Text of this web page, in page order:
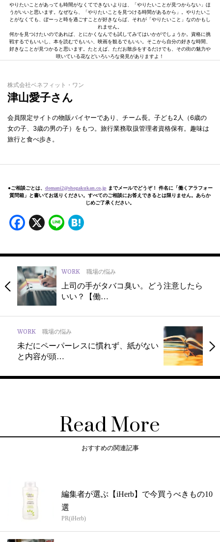
やりたいことがあっても時間がなくてできないよりは、「やりたいことが見つからない」ほ
うがいいと思います。なぜなら、「やりたいことを見つける時間があるから」。やりたいこ
とがなくても、ぼーっと時を過ごすことが好きならば、それが「やりたいこと」なのかもし
れません。
何かを見つけたいのであれば、とにかくなんでも試してみてはいかがでしょうか。資格に挑
戦するでもいいし、本を読むでもいい、映画を観るでもいい。そこから自分の好きな時間、
好きなことが見つかると思います。たとえば、ただお散歩をするだけでも、その街の魅力や
咲いている花などいろいろな発見がありますよ！
株式会社ベネフィット・ワン
津山愛子さん
会員限定サイトの物販バイヤーであり、チーム長。子ども2人（6歳の
女の子、3歳の男の子）をもつ。旅行業務取扱管理者資格保有。趣味は
旅行と食べ歩き。
●ご相談ごとは、 domani2@shogakukan.co.jp までメールでどうぞ！ 件名に「働くアラフォー
質問箱」と書いてお送りください。すべてのご相談にお答えできるとは限りません。あらか
じめご了承ください。
Facebook
X Line
WORK 職場の悩み
上司の手がタバコ臭い。どう注意したら
いい？【働…
WORK 職場の悩み
未だにペーパーレスに慣れず、紙がない
と内容が頭…
Read More
おすすめの関連記事
編集者が選ぶ【iHerb】で今買うべきもの10
選
PR(iHerb)